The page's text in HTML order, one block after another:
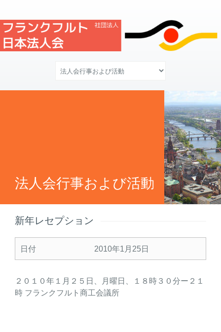
法人会行事および活動
新年レセプション
日付 2010年1月25日
２０１０年１月２５日、月曜日、１８時３０分ー２１
時 フランクフルト商工会議所